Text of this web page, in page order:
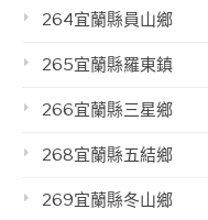
264宜蘭縣員山鄉
265宜蘭縣羅東鎮
266宜蘭縣三星鄉
268宜蘭縣五結鄉
269宜蘭縣冬山鄉